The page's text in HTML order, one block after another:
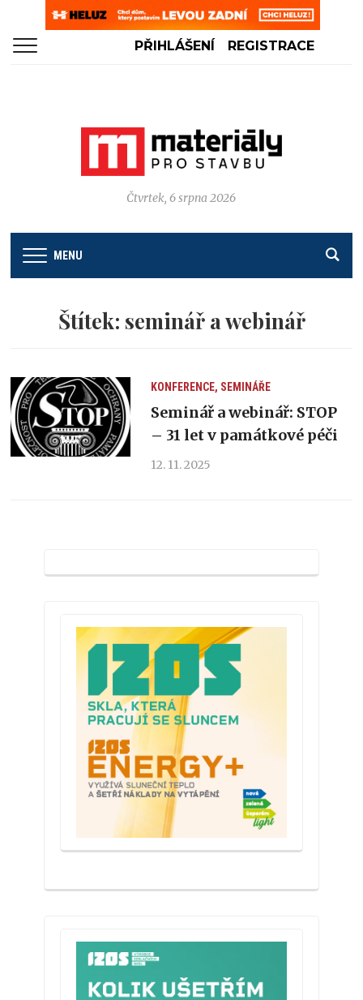
PŘIHLÁŠENÍ REGISTRACE
Čtvrtek, 6 srpna 2026
MENU
Štítek: seminář a webinář
KONFERENCE, SEMINÁŘE
Seminář a webinář: STOP
– 31 let v památkové péči
12. 11. 2025